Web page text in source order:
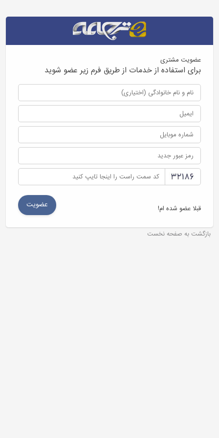
عضویت مشتری
برای استفاده از خدمات از طریق فرم زیر عضو شوید
قبلا عضو شده ام!
بازگشت به صفحه نخست